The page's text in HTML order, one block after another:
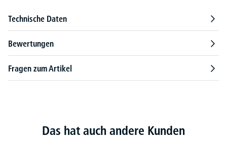
Technische Daten
Bewertungen
Fragen zum Artikel
Das hat auch andere Kunden